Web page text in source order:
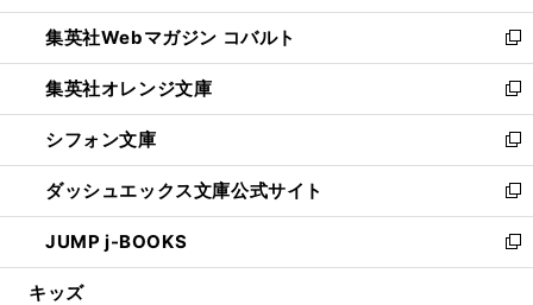
開
く
ウ
で
開
く
ン
ド
ウ
で
開
く
ウ
ィ
ン
ド
ウ
で
開
く
集英社Webマガジン コバルト
新
し
い
ウ
ィ
ン
ド
ウ
で
開
集英社オレンジ文庫
新
し
い
ウ
ィ
ン
ド
ウ
シフォン文庫
新
し
い
ウ
ィ
ン
ダッシュエックス文庫公式サイト
新
し
い
ウ
JUMP j-BOOKS
新
し
キッズ